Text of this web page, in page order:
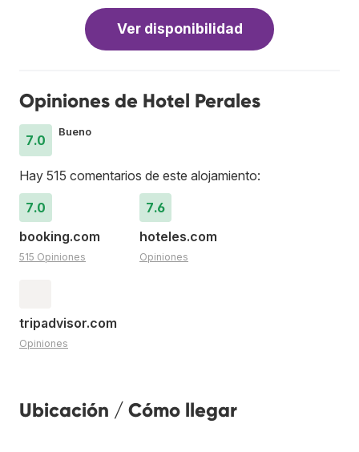
Ver disponibilidad
Opiniones de Hotel Perales
7.0
Bueno
Hay 515 comentarios de este alojamiento:
7.0
booking.com
515 Opiniones
7.6
hoteles.com
Opiniones
tripadvisor.com
Opiniones
Ubicación / Cómo llegar